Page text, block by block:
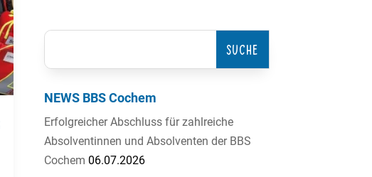
NEWS BBS Cochem
Erfolgreicher Abschluss für zahlreiche
Absolventinnen und Absolventen der BBS
Cochem 06.07.2026